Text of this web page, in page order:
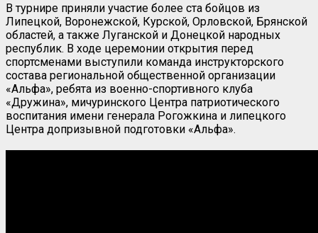
В турнире приняли участие более ста бойцов из
Липецкой, Воронежской, Курской, Орловской, Брянской
областей, а также Луганской и Донецкой народных
республик. В ходе церемонии открытия перед
спортсменами выступили команда инструкторского
состава региональной общественной организации
«Альфа», ребята из военно-спортивного клуба
«Дружина», мичуринского Центра патриотического
воспитания имени генерала Рогожкина и липецкого
Центра допризывной подготовки «Альфа».